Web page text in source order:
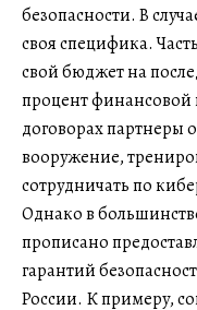
безопасности. В
своя специфика.
свой бюджет на
процент
договорах партнеры
вооружение,
сотрудничать по
Однако в
прописано
гарантий
России. К примеру,